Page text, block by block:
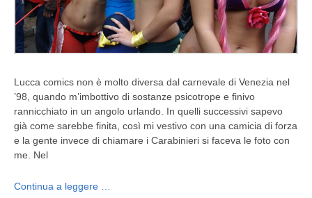
Lucca comics non è molto diversa dal carnevale di Venezia nel
’98, quando m’imbottivo di sostanze psicotrope e finivo
rannicchiato in un angolo urlando. In quelli successivi sapevo
già come sarebbe finita, così mi vestivo con una camicia di forza
e la gente invece di chiamare i Carabinieri si faceva le foto con
me. Nel
Continua a leggere …